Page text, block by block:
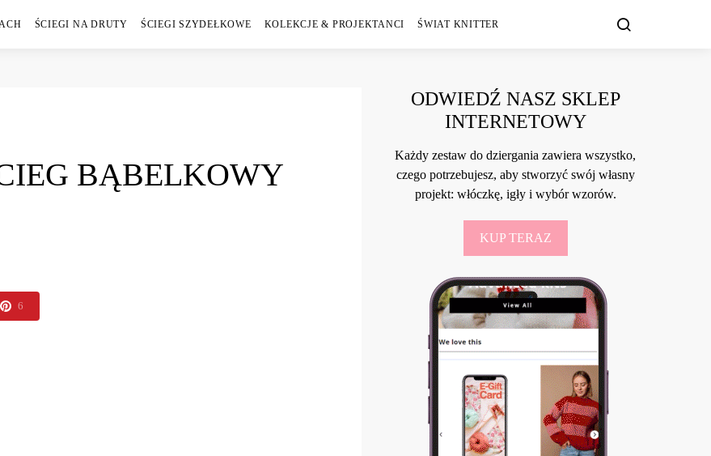
ŚCIEGI NA DRUTY ŚCIEGI SZYDEŁKOWE KOLEKCJE & PROJEKTANCI ŚWIAT KNITTER
BĄBELKOWY
6
ODWIEDŹ NASZ SKLEP
INTERNETOWY
Każdy zestaw do dziergania zawiera wszystko,
czego potrzebujesz, aby stworzyć swój własny
projekt: włóczkę, igły i wybór wzorów.
KUP TERAZ